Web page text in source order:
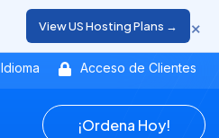
Idioma Acceso de Clientes
¡Ordena Hoy!
View US Hosting Plans → ×